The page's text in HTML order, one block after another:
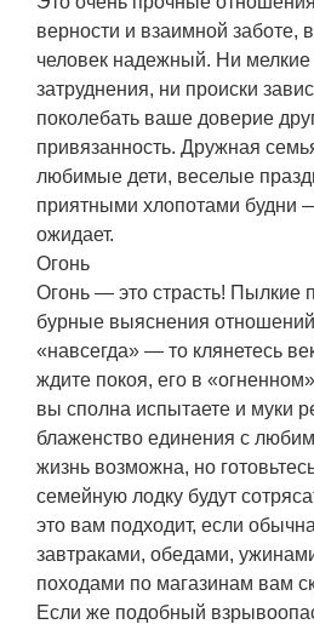
верности и взаимной заботе,
человек надежный. Ни
затруднения, ни происки
поколебать ваше доверие
привязанность. Дружная
любимые дети, веселые
приятными хлопотами будни
ожидает.
Огонь
Огонь — это страсть! Пылкие
бурные выяснения
«навсегда» — то клянетесь
ждите покоя, его в
вы сполна испытаете и муки
блаженство единения с
жизнь возможна, но
семейную лодку будут
это вам подходит, если
завтраками, обедами,
походами по магазинам вам
Если же подобный